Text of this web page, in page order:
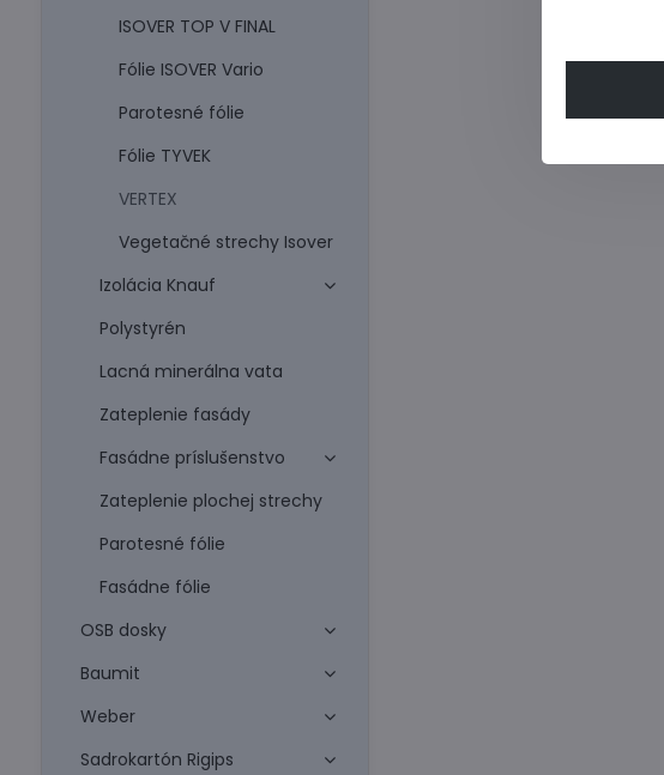
ISOVER TOP V FINAL
Fólie ISOVER Vario
Parotesné fólie
Fólie TYVEK
VERTEX
Vegetačné strechy Isover
Izolácia Knauf
Polystyrén
Lacná minerálna vata
Zateplenie fasády
Fasádne príslušenstvo
Zateplenie plochej strechy
Parotesné fólie
Fasádne fólie
OSB dosky
Baumit
Weber
Sadrokartón Rigips